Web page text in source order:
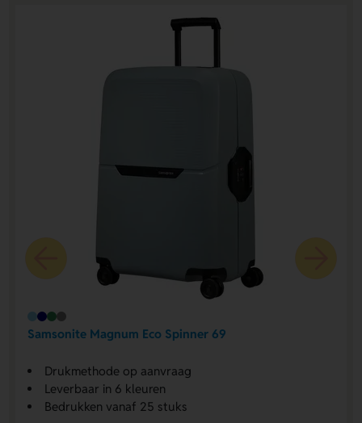
Samsonite Magnum Eco Spinner 69
Drukmethode op aanvraag
Leverbaar in 6 kleuren
Bedrukken vanaf 25 stuks